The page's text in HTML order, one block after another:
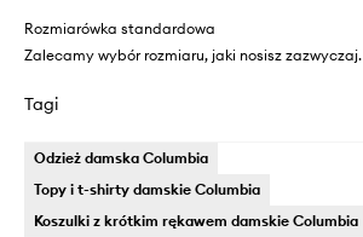
Rozmiarówka standardowa
Zalecamy wybór rozmiaru, jaki nosisz zazwyczaj.
Tagi
Odzież damska Columbia
Topy i t-shirty damskie Columbia
Koszulki z krótkim rękawem damskie Columbia